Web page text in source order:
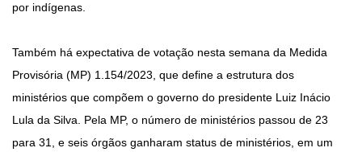
por indígenas.
Também há expectativa de votação nesta semana da Medida
Provisória (MP) 1.154/2023, que define a estrutura dos
ministérios que compõem o governo do presidente Luiz Inácio
Lula da Silva. Pela MP, o número de ministérios passou de 23
para 31, e seis órgãos ganharam status de ministérios, em um